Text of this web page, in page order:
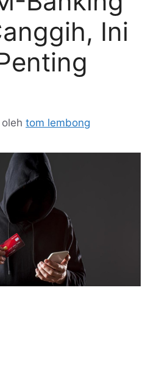
Ini
oleh tom lembong